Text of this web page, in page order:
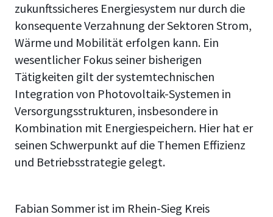
zukunftssicheres Energiesystem nur durch die
konsequente Verzahnung der Sektoren Strom,
Wärme und Mobilität erfolgen kann. Ein
wesentlicher Fokus seiner bisherigen
Tätigkeiten gilt der systemtechnischen
Integration von Photovoltaik-Systemen in
Versorgungsstrukturen, insbesondere in
Kombination mit Energiespeichern. Hier hat er
seinen Schwerpunkt auf die Themen Effizienz
und Betriebsstrategie gelegt.
Fabian Sommer ist im Rhein-Sieg Kreis